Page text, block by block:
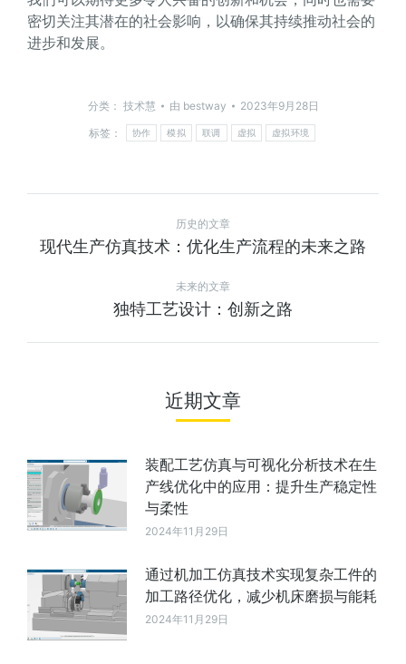
密切关注其潜在的社会影响，以确保其持续推动社会的
进步和发展。
分类： 技术慧 由 bestway
2023年9月28日
标签：
协作 模拟 联调 虚拟 虚拟环境
历史的文章
现代生产仿真技术：优化生产流程的未来之路
未来的文章
独特工艺设计：创新之路
近期文章
装配工艺仿真与可视化分析技术在生
产线优化中的应用：提升生产稳定性
与柔性
2024年11月29日
通过机加工仿真技术实现复杂工件的
加工路径优化，减少机床磨损与能耗
2024年11月29日